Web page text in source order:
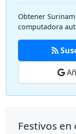
Obtener
computadora
Festivos en